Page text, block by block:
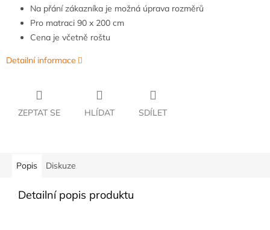
Na přání zákazníka je možná úprava rozměrů
Pro matraci 90 x 200 cm
Cena je včetně roštu
Detailní informace
ZEPTAT SE HLÍDAT SDÍLET
Popis Diskuze
Detailní popis produktu